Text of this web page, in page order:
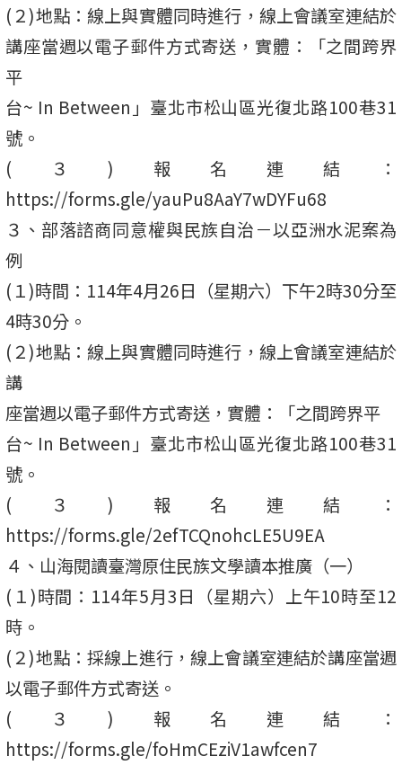
(２)地點：線上與實體同時進行，線上會議室連結於
講座當週以電子郵件方式寄送，實體：「之間跨界
平
台~ In Between」臺北市松山區光復北路100巷31
號。
(３)報名連結：
https://forms.gle/yauPu8AaY7wDYFu68
３、部落諮商同意權與民族自治－以亞洲水泥案為
例
(１)時間：114年4月26日（星期六）下午2時30分至
4時30分。
(２)地點：線上與實體同時進行，線上會議室連結於
講
座當週以電子郵件方式寄送，實體：「之間跨界平
台~ In Between」臺北市松山區光復北路100巷31
號。
(３)報名連結：
https://forms.gle/2efTCQnohcLE5U9EA
４、山海閱讀臺灣原住民族文學讀本推廣（一）
(１)時間：114年5月3日（星期六）上午10時至12
時。
(２)地點：採線上進行，線上會議室連結於講座當週
以電子郵件方式寄送。
(３)報名連結：
https://forms.gle/foHmCEziV1awfcen7